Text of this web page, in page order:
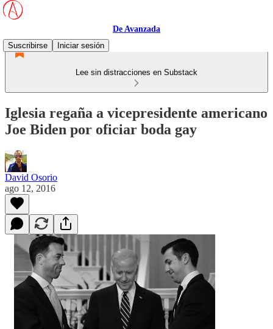
De Avanzada
Suscribirse
Iniciar sesión
Lee sin distracciones en Substack
Iglesia regaña a vicepresidente americano
Joe Biden por oficiar boda gay
David Osorio
ago 12, 2016